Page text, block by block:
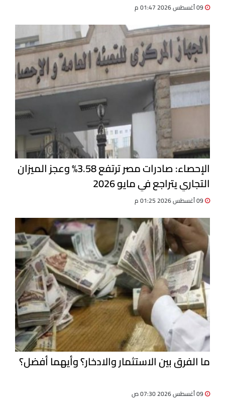
الإحصاء: صادرات مصر ترتفع 3.58% وعجز الميزان
التجاري يتراجع في مايو 2026
ما الفرق بين الاستثمار والادخار؟ وأيهما أفضل؟